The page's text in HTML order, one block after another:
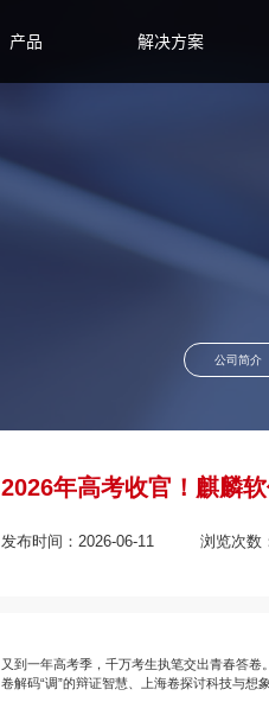
产品 解决方案
公司简介
2026年高考收官！麒麟
发布时间：2026-06-11 浏览次数
又到一年高考季，千万考生执笔交出青春答
卷解码“调”的辩证智慧、上海卷探讨科技与想